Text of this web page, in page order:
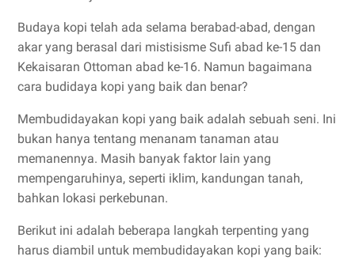
Budaya kopi telah ada selama berabad-abad, dengan
akar yang berasal dari mistisisme Sufi abad ke-15 dan
Kekaisaran Ottoman abad ke-16. Namun bagaimana
cara budidaya kopi yang baik dan benar?
Membudidayakan kopi yang baik adalah sebuah seni. Ini
bukan hanya tentang menanam tanaman atau
memanennya. Masih banyak faktor lain yang
mempengaruhinya, seperti iklim, kandungan tanah,
bahkan lokasi perkebunan.
Berikut ini adalah beberapa langkah terpenting yang
harus diambil untuk membudidayakan kopi yang baik: